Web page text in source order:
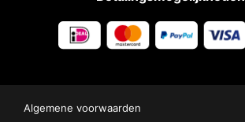
Algemene voorwaarden